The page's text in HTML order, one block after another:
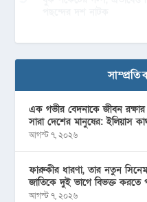
এক গভীর বেদনাকে জীবন
সারা দেশের মানুষের: ইলিয়াস
আগস্ট ৭, ২০২৬
ফারুকীর ধারণা, তার নতুন
জাতিকে দুই ভাগে বিভক্ত করতে
আগস্ট ৭, ২০২৬